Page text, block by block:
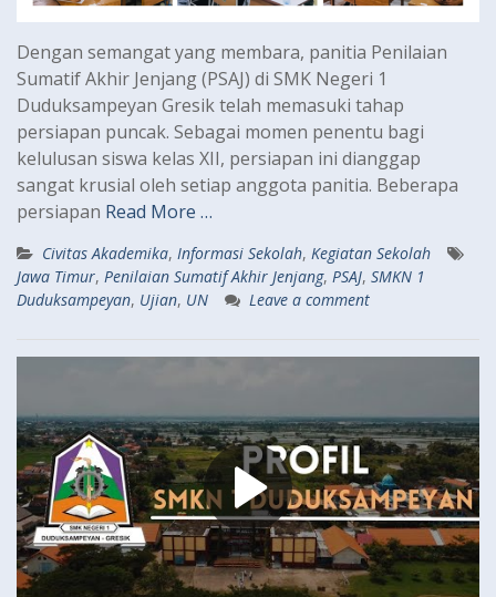
Dengan semangat yang membara, panitia Penilaian
Sumatif Akhir Jenjang (PSAJ) di SMK Negeri 1
Duduksampeyan Gresik telah memasuki tahap
persiapan puncak. Sebagai momen penentu bagi
kelulusan siswa kelas XII, persiapan ini dianggap
sangat krusial oleh setiap anggota panitia. Beberapa
persiapan Read More …
Civitas Akademika, Informasi Sekolah, Kegiatan Sekolah
Jawa Timur, Penilaian Sumatif Akhir Jenjang, PSAJ, SMKN 1
Duduksampeyan, Ujian, UN Leave a comment